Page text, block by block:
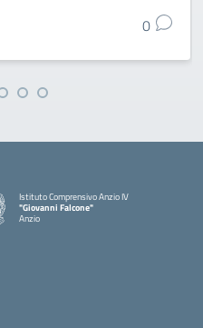
0
Istituto Comprensivo Anzio IV
"Giovanni Falcone"
Anzio